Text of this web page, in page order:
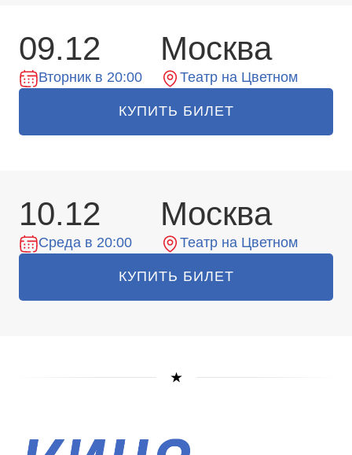
09.12
Вторник в 20:00
Москва
Театр на Цветном
КУПИТЬ БИЛЕТ
10.12
Среда в 20:00
Москва
Театр на Цветном
КУПИТЬ БИЛЕТ